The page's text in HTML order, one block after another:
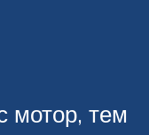
мотор, тем